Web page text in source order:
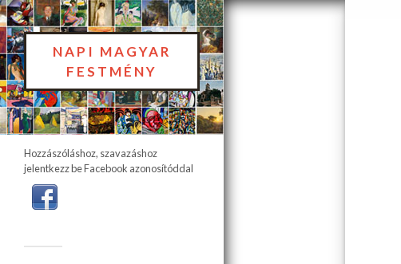
NAPI MAGYAR
FESTMÉNY
Hozzászóláshoz, szavazáshoz
jelentkezz be Facebook azonosítóddal